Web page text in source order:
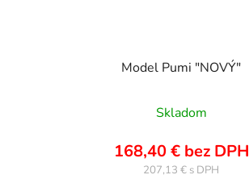
Model Pumi "NOVÝ"
Skladom
168,40 € bez DPH
207,13 €